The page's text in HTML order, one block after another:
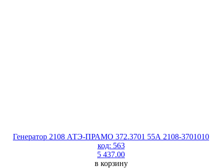
Генератор 2108 АТЭ-ПРАМО 372.3701 55А 2108-3701010
код: 563
5 437.00
в корзину